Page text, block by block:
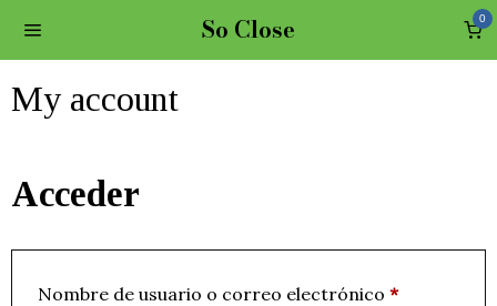
So Close 0
My account
Acceder
Nombre de usuario o correo electrónico *Obligatorio